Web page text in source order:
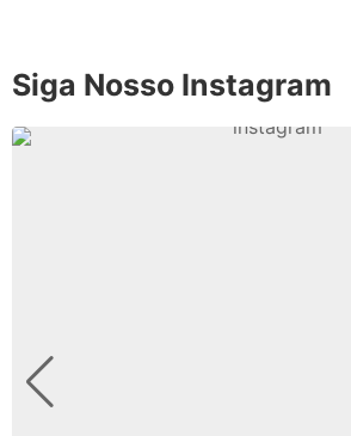
Siga Nosso Instagram